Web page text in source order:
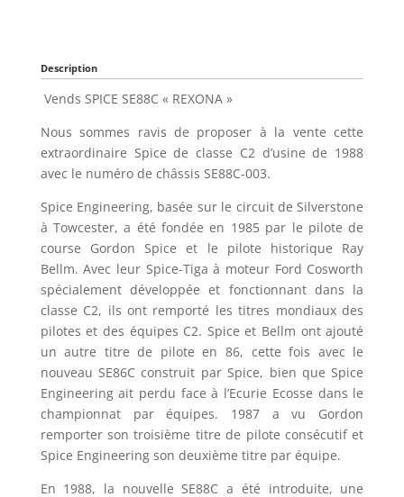
Description
Vends SPICE SE88C « REXONA »
Nous sommes ravis de proposer à la vente cette
extraordinaire Spice de classe C2 d’usine de 1988
avec le numéro de châssis SE88C-003.
Spice Engineering, basée sur le circuit de Silverstone
à Towcester, a été fondée en 1985 par le pilote de
course Gordon Spice et le pilote historique Ray
Bellm. Avec leur Spice-Tiga à moteur Ford Cosworth
spécialement développée et fonctionnant dans la
classe C2, ils ont remporté les titres mondiaux des
pilotes et des équipes C2. Spice et Bellm ont ajouté
un autre titre de pilote en 86, cette fois avec le
nouveau SE86C construit par Spice, bien que Spice
Engineering ait perdu face à l’Ecurie Ecosse dans le
championnat par équipes. 1987 a vu Gordon
remporter son troisième titre de pilote consécutif et
Spice Engineering son deuxième titre par équipe.
En 1988, la nouvelle SE88C a été introduite, une